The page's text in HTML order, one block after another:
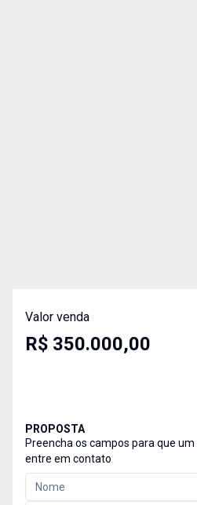
Valor venda
R$ 350.000,00
PROPOSTA
Preencha os campos para que
entre em contato